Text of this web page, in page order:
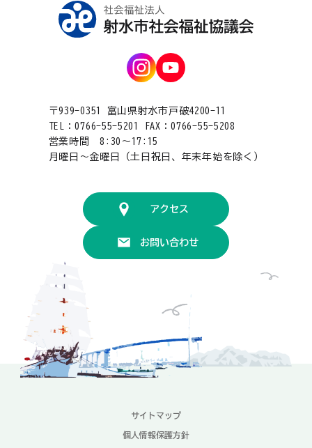
〒939-0351 富山県射水市戸破4200-11
TEL：0766-55-5201 FAX：0766-55-5208
営業時間 8:30〜17:15
月曜日〜金曜日（土日祝日、年末年始を除く）
アクセス
お問い合わせ
サイトマップ
個人情報保護方針